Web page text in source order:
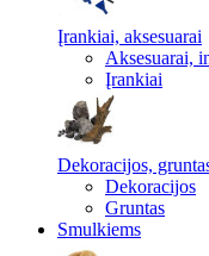
Įrankiai, aksesuarai
Aksesuarai,
Įrankiai
Dekoracijos,
Dekoracijos
Gruntas
Smulkiems